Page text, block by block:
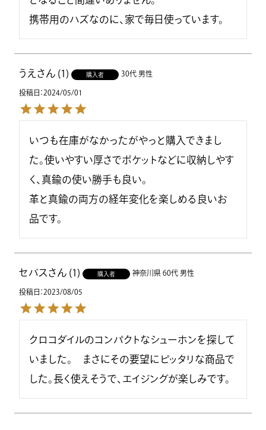
携帯用のハズなのに、家で毎日使っています。
うえ 1 購入者 30代 男性
投稿日 2024/05/01
いつも在庫がなかったがやっと購入できまし
た。使いやすい厚さでポケットなどに収納しやす
く、真鍮の使い勝手も良い。
革と真鍮の両方の経年変化を楽しめる良いお
品です。
セバス 1 購入者 神奈川県 60代 男性
投稿日 2023/08/05
クロコダイルのコンパクトなシューホンを探して
いました。　まさにその要望にピッタリな商品で
した。長く使えそうで、エイジングが楽しみです。